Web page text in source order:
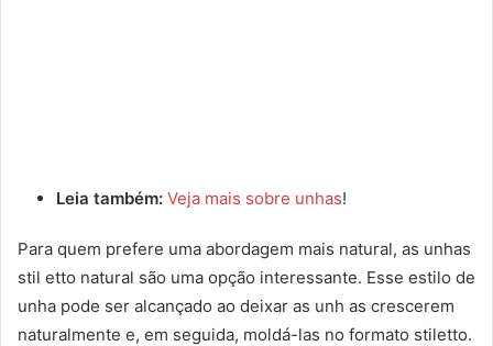
Leia também: Veja mais sobre unhas!
Para quem prefere uma abordagem mais natural, as unhas
stil etto natural são uma opção interessante. Esse estilo de
unha pode ser alcançado ao deixar as unh as crescerem
naturalmente e, em seguida, moldá-las no formato stiletto.